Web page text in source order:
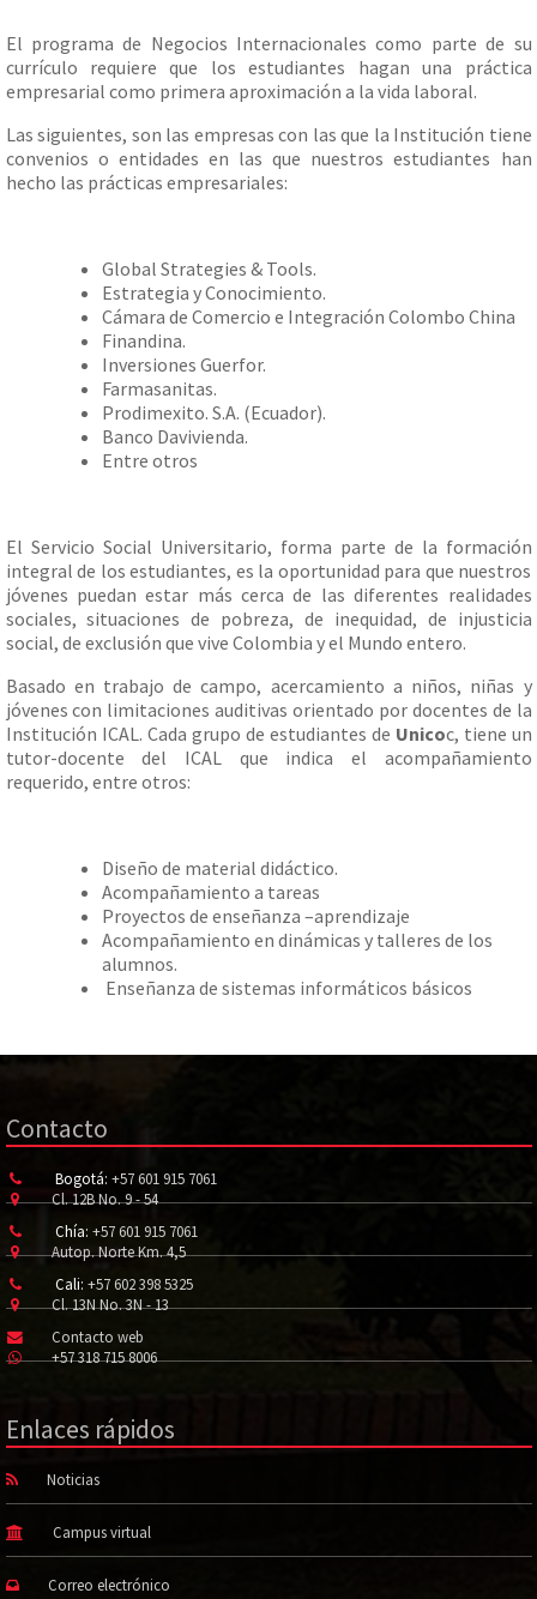
El programa de Negocios Internacionales como parte de su
currículo requiere que los estudiantes hagan una práctica
empresarial como primera aproximación a la vida laboral.
Las siguientes, son las empresas con las que la Institución tiene
convenios o entidades en las que nuestros estudiantes han
hecho las prácticas empresariales:
Global Strategies & Tools.
Estrategia y Conocimiento.
Cámara de Comercio e Integración Colombo China
Finandina.
Inversiones Guerfor.
Farmasanitas.
Prodimexito. S.A. (Ecuador).
Banco Davivienda.
Entre otros
El Servicio Social Universitario, forma parte de la formación
integral de los estudiantes, es la oportunidad para que nuestros
jóvenes puedan estar más cerca de las diferentes realidades
sociales, situaciones de pobreza, de inequidad, de injusticia
social, de exclusión que vive Colombia y el Mundo entero.
Basado en trabajo de campo, acercamiento a niños, niñas y
jóvenes con limitaciones auditivas orientado por docentes de la
Institución ICAL. Cada grupo de estudiantes de Unicoc, tiene un
tutor-docente del ICAL que indica el acompañamiento
requerido, entre otros:
Diseño de material didáctico.
Acompañamiento a tareas
Proyectos de enseñanza –aprendizaje
Acompañamiento en dinámicas y talleres de los
alumnos.
Enseñanza de sistemas informáticos básicos
Contacto
Bogotá: +57 601 915 7061
Cl. 12B No. 9 - 54
Chía: +57 601 915 7061
Autop. Norte Km. 4,5
Cali: +57 602 398 5325
Cl. 13N No. 3N - 13
Contacto web
+57 318 715 8006
Enlaces rápidos
Noticias
Campus virtual
Correo electrónico